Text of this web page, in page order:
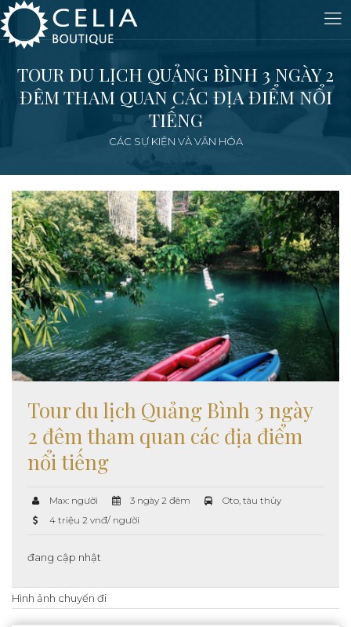
TOUR DU LỊCH QUẢNG BÌNH 3 NGÀY 2
ĐÊM THAM QUAN CÁC ĐỊA ĐIỂM NỔI
TIẾNG
CÁC SỰ KIỆN VÀ VĂN HÓA
Tour du lịch Quảng Bình 3 ngày
2 đêm tham quan các địa điểm
nổi tiếng
Max: người 3 ngày 2 đêm
Oto, tàu thủy
4 triệu 2 vnđ/ người
đang cập nhật
Hình ảnh chuyến đi